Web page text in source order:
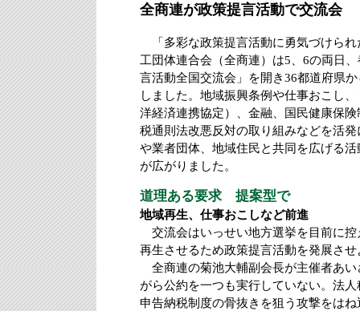
全商連が政策提言活動で交流会
「多彩な政策提言活動に勇気づけら
工団体連合会（全商連）は5、6の両日
言活動全国交流会」を開き36都道府県
しました。地域振興条例や仕事おこし
洋経済連携協定）、金融、国民健康保
税通則法改悪反対の取り組みなどを活
や業者団体、地域住民と共同を広げる
が広がりました。
道理ある要求 提案型で
地域再生、仕事おこしなど前進
交流会はいっせい地方選挙を目前に
再生させるため政策提言活動を発展さ
全商連の菊池大輔副会長が主催者あ
がら公約を一つも実行していない。法
申告納税制度の骨抜きを狙う攻撃をは